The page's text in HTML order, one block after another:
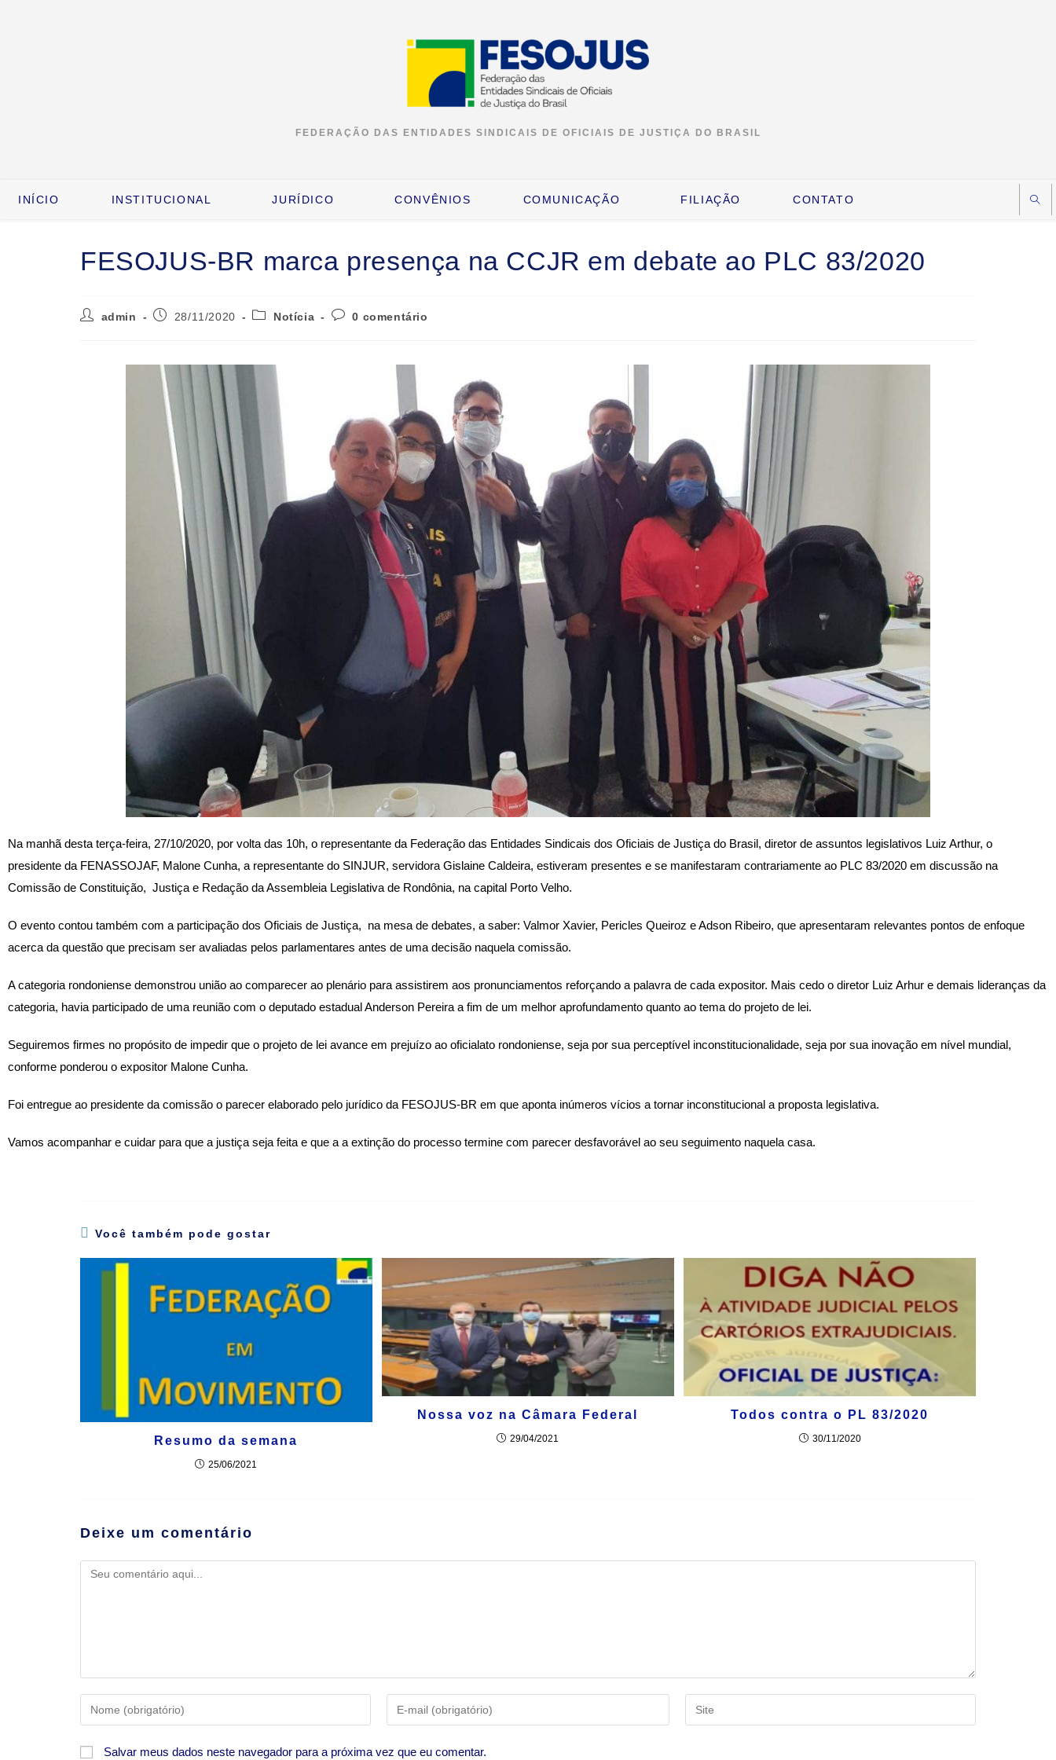
FEDERAÇÃO DAS ENTIDADES SINDICAIS DE OFICIAIS DE JUSTIÇA DO BRASIL
INÍCIO INSTITUCIONAL JURÍDICO CONVÊNIOS COMUNICAÇÃO FILIAÇÃO CONTATO
FESOJUS-BR marca presença na CCJR em debate ao PLC 83/2020
admin 28/11/2020 Notícia 0 comentário
Na manhã desta terça-feira, 27/10/2020, por volta das 10h, o representante da Federação das Entidades Sindicais dos Oficiais de Justiça do Brasil, diretor de assuntos legislativos Luiz Arthur, o
presidente da FENASSOJAF, Malone Cunha, a representante do SINJUR, servidora Gislaine Caldeira, estiveram presentes e se manifestaram contrariamente ao PLC 83/2020 em discussão na
Comissão de Constituição, Justiça e Redação da Assembleia Legislativa de Rondônia, na capital Porto Velho.
O evento contou também com a participação dos Oficiais de Justiça, na mesa de debates, a saber: Valmor Xavier, Pericles Queiroz e Adson Ribeiro, que apresentaram relevantes pontos de enfoque
acerca da questão que precisam ser avaliadas pelos parlamentares antes de uma decisão naquela comissão.
A categoria rondoniense demonstrou união ao comparecer ao plenário para assistirem aos pronunciamentos reforçando a palavra de cada expositor. Mais cedo o diretor Luiz Arhur e demais lideranças da
categoria, havia participado de uma reunião com o deputado estadual Anderson Pereira a fim de um melhor aprofundamento quanto ao tema do projeto de lei.
Seguiremos firmes no propósito de impedir que o projeto de lei avance em prejuízo ao oficialato rondoniense, seja por sua perceptível inconstitucionalidade, seja por sua inovação em nível mundial,
conforme ponderou o expositor Malone Cunha.
Foi entregue ao presidente da comissão o parecer elaborado pelo jurídico da FESOJUS-BR em que aponta inúmeros vícios a tornar inconstitucional a proposta legislativa.
Vamos acompanhar e cuidar para que a justiça seja feita e que a a extinção do processo termine com parecer desfavorável ao seu seguimento naquela casa.
Você também pode gostar
Resumo da semana
25/06/2021
Nossa voz na Câmara Federal
29/04/2021
Todos contra o PL 83/2020
30/11/2020
Deixe um comentário
Salvar meus dados neste navegador para a próxima vez que eu comentar.